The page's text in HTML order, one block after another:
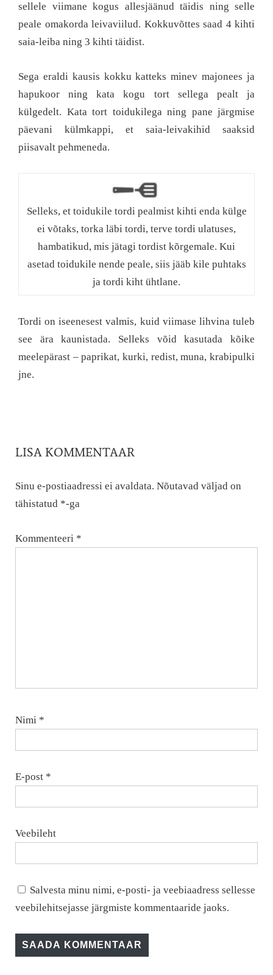
sellele viimane kogus allesjäänud täidis ning selle
peale omakorda leivaviilud. Kokkuvõttes saad 4 kihti
saia-leiba ning 3 kihti täidist.
Sega eraldi kausis kokku katteks minev majonees ja
hapukoor ning kata kogu tort sellega pealt ja
külgedelt. Kata tort toidukilega ning pane järgmise
päevani külmkappi, et saia-leivakihid saaksid
piisavalt pehmeneda.
Selleks, et toidukile tordi pealmist kihti enda külge
ei võtaks, torka läbi tordi, terve tordi ulatuses,
hambatikud, mis jätagi tordist kõrgemale. Kui
asetad toidukile nende peale, siis jääb kile puhtaks
ja tordi kiht ühtlane.
Tordi on iseenesest valmis, kuid viimase lihvina tuleb
see ära kaunistada. Selleks võid kasutada kõike
meelepärast – paprikat, kurki, redist, muna, krabipulki
jne.
LISA KOMMENTAAR
Sinu e-postiaadressi ei avaldata. Nõutavad väljad on
tähistatud *-ga
Kommenteeri *
Nimi *
E-post *
Veebileht
Salvesta minu nimi, e-posti- ja veebiaadress sellesse
veebilehitsejasse järgmiste kommentaaride jaoks.